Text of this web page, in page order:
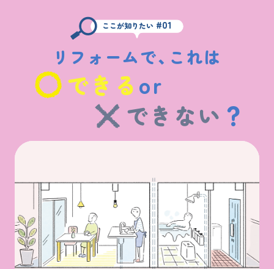
HDC
ウェルビーみのお
HDC ジャーナル
ここが知りたい #01
リフォームで、これは
できるor
できない ？